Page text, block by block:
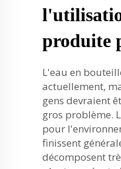
produite
L'eau en
actuellement,
gens devraient
gros problème.
pour
finissent
décomposent